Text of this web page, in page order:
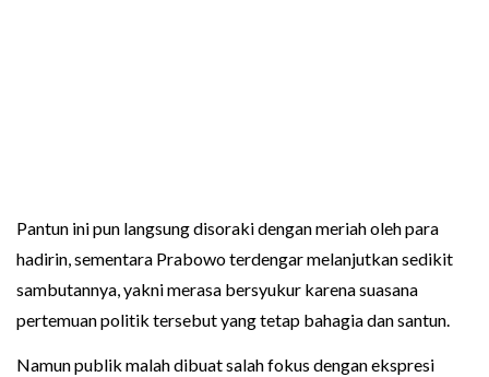
Pantun ini pun langsung disoraki dengan meriah oleh para
hadirin, sementara Prabowo terdengar melanjutkan sedikit
sambutannya, yakni merasa bersyukur karena suasana
pertemuan politik tersebut yang tetap bahagia dan santun.
Namun publik malah dibuat salah fokus dengan ekspresi